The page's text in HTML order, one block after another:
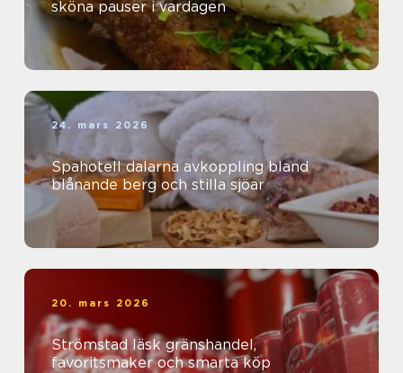
sköna pauser i vardagen
24. mars 2026
Spahotell dalarna avkoppling bland
blånande berg och stilla sjöar
20. mars 2026
Strömstad läsk gränshandel,
favoritsmaker och smarta köp